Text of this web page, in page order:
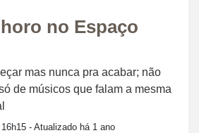
no Espaço
mas nunca pra acabar; não
de músicos que falam a mesma
- Atualizado há 1 ano